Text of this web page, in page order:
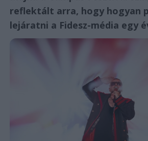
reflektált arra, hogy hogyan
lejáratni a Fidesz-média egy